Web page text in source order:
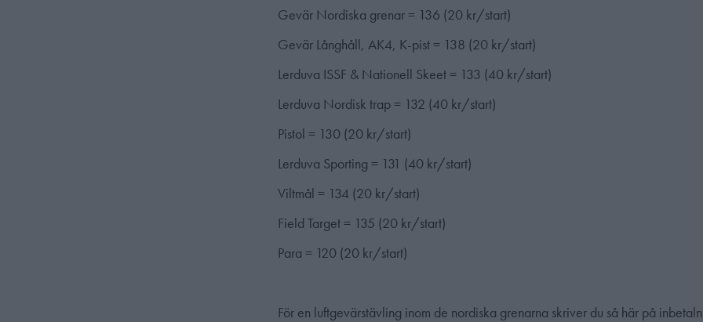
Gevär Nordiska grenar = 136 (20 kr/start)
Gevär Långhåll, AK4, K-pist = 138 (20 kr/start)
Lerduva ISSF & Nationell Skeet = 133 (40 kr/start)
Lerduva Nordisk trap = 132 (40 kr/start)
Pistol = 130 (20 kr/start)
Lerduva Sporting = 131 (40 kr/start)
Viltmål = 134 (20 kr/start)
Field Target = 135 (20 kr/start)
Para = 120 (20 kr/start)
För en luftgevärstävling inom de nordiska grenarna skriver du så här på